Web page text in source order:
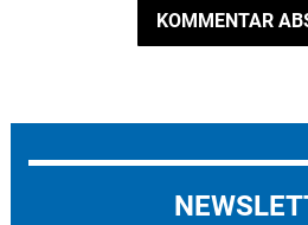
KOMMENTAR